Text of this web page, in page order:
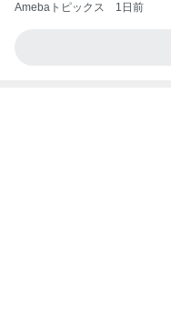
Amebaトピックス 1日前